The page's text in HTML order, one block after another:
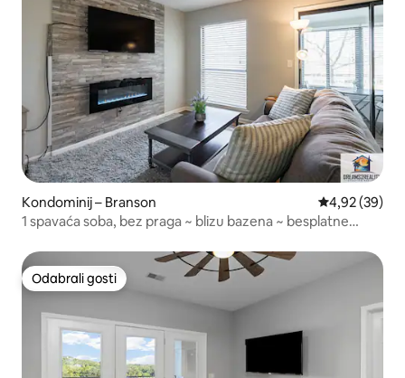
Kondominij – Branson Prosječna
4,92 (39)
1 spavaća soba, bez praga ~ blizu bazena ~ besplatne
Odabrali gosti
Odabrali gosti